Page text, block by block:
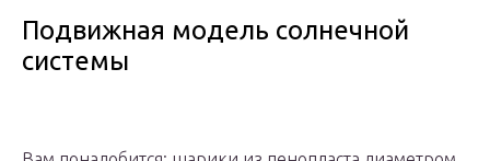
Подвижная модель солнечной
системы